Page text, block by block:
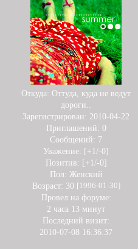
Откуда: Оттуда, куда не ведут
дороги..
Зарегистрирован: 2010-04-22
Приглашений: 0
Сообщений: 7
Уважение: [+1/-0]
Позитив: [+1/-0]
Пол: Женский
Возраст: 30 [1996-01-30]
Провел на форуме:
2 часа 13 минут
Последний визит:
2010-07-08 16:36:37